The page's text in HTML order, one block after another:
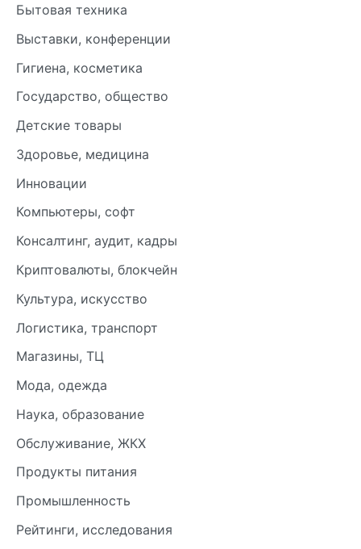
Бытовая техника
Выставки, конференции
Гигиена, косметика
Государство, общество
Детские товары
Здоровье, медицина
Инновации
Компьютеры, софт
Консалтинг, аудит, кадры
Криптовалюты, блокчейн
Культура, искусство
Логистика, транспорт
Магазины, ТЦ
Мода, одежда
Наука, образование
Обслуживание, ЖКХ
Продукты питания
Промышленность
Рейтинги, исследования